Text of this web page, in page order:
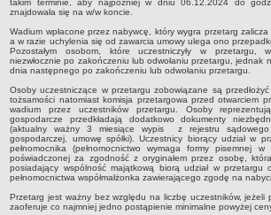
Raporty
RADA MIEJSKA
Dyżury Przewodniczącego Rady Miejskiej
Transmisja z obrad sesji
Zadania i uprawnienia
Skład Rady Miejskiej
Plan pracy Rady Miejskiej
Terminy posiedzeń Rady
takim terminie, aby najpóźniej w dniu 06.12.2024 do
znajdowała się na w/w koncie.
Wadium wpłacone przez nabywcę, który wygra przetarg
a w razie uchylenia się od zawarcia umowy ulega ono
Pozostałym osobom, które uczestniczyły w przetargu,
niezwłocznie po zakończeniu lub odwołaniu przetargu, jednak
dnia następnego po zakończeniu lub odwołaniu przetargu.
Osoby uczestniczące w przetargu zobowiązane są
tożsamości natomiast komisja przetargowa przed otwarciem
wadium przez uczestników przetargu. Osoby
gospodarcze przedkładają dodatkowo dokumenty
(aktualny ważny 3 miesiące wypis z rejestru sądowego
gospodarczej, umowę spółki). Uczestnicy biorący udział w
pełnomocnika (pełnomocnictwo wymaga formy pisemnej
poświadczonej za zgodność z oryginałem przez osobę,
posiadający wspólność majątkową biorą udział w przetargu
pełnomocnictwa współmałżonka zawierającego zgodę na
Przetarg jest ważny bez względu na liczbę uczestników, jeżeli
zaoferuje co najmniej jedno postąpienie minimalne powyżej